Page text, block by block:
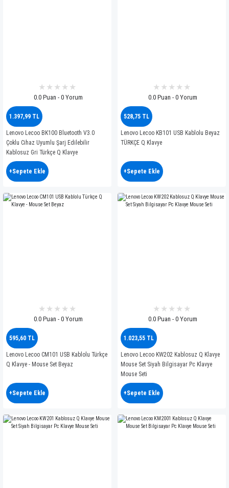
0.0 Puan - 0 Yorum
1.397,99 TL
Lenovo Lecoo BK100 Bluetooth V3.0
Çoklu Cihaz Uyumlu Şarj Edilebilir
Kablosuz Gri Türkçe Q Klavye
+Sepete Ekle
0.0 Puan - 0 Yorum
528,75 TL
Lenovo Lecoo KB101 USB Kablolu Beyaz
TÜRKÇE Q Klavye
+Sepete Ekle
0.0 Puan - 0 Yorum
595,60 TL
Lenovo Lecoo CM101 USB Kablolu Türkçe
Q Klavye - Mouse Set Beyaz
+Sepete Ekle
0.0 Puan - 0 Yorum
1.023,55 TL
Lenovo Lecoo KW202 Kablosuz Q Klavye
Mouse Set Siyah Bilgisayar Pc Klavye
Mouse Seti
+Sepete Ekle